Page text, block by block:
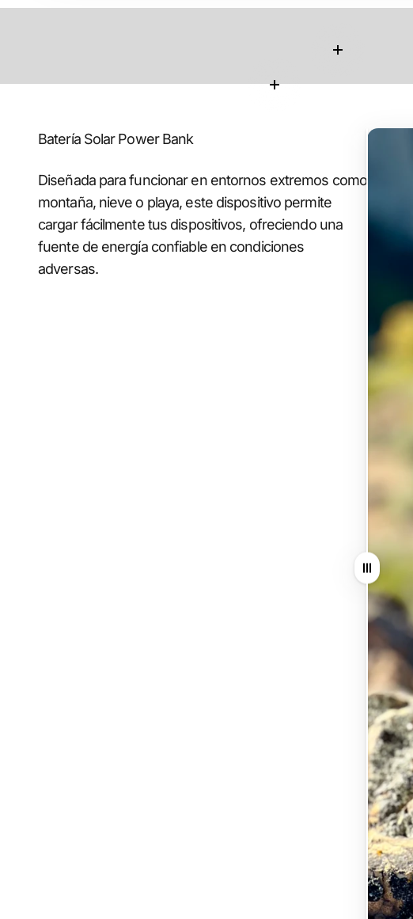
Leer más
Batería Solar Power Bank
Diseñada para funcionar en entornos extremos como
montaña, nieve o playa, este dispositivo permite
cargar fácilmente tus dispositivos, ofreciendo una
fuente de energía confiable en condiciones
adversas.
Arrastrar